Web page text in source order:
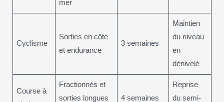
mer
Cyclisme
Sorties en côte
et endurance
3 semaines
Maintien
du niveau
en
dénivelé
Course à
Fractionnés et
sorties longues
4 semaines
Reprise
du semi-